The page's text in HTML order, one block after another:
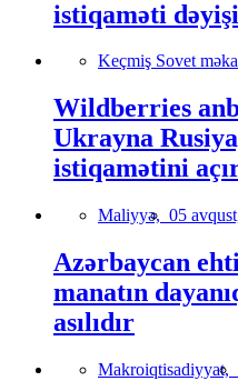
istiqaməti
Keçmiş Sovet
Wildberries
Ukrayna
istiqamətini
Maliyyə, 05
Azərbaycan
manatın
asılıdır
Makroiqtisadiyyat,